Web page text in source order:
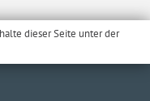
dieser Seite unter der